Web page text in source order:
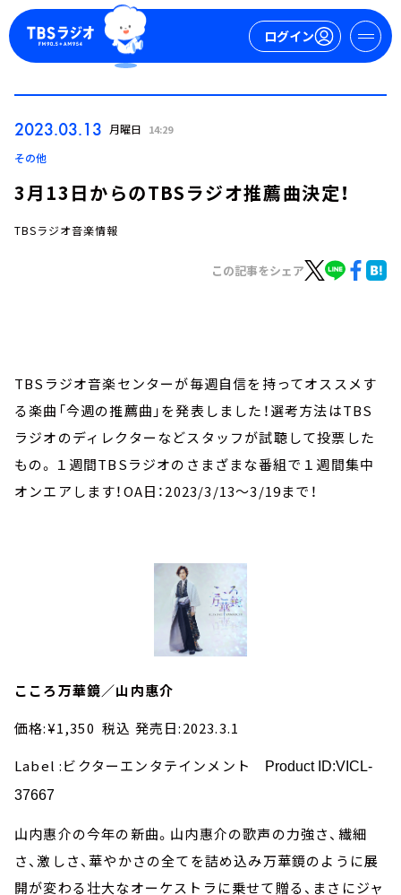
ログイン
TBS Podcast
お知らせ
イベント・グッズ
YouTube
会社情報
2023.03.13 月曜日 14:29
その他
3月13日からのTBSラジオ推薦曲決定！
TBSラジオ音楽情報
この記事をシェア
TBSラジオ音楽センターが毎週自信を持ってオススメす
る楽曲「今週の推薦曲」を発表しました！選考方法はTBS
ラジオのディレクターなどスタッフが試聴して投票した
もの。１週間TBSラジオのさまざまな番組で１週間集中
オンエアします！OA日：2023/3/13～3/19まで！
こころ万華鏡／山内惠介
価格:¥1,350 税込 発売日:2023.3.1
Label :ビクターエンタテインメント
Product ID:VICL-
37667
山内惠介の今年の新曲。山内惠介の歌声の力強さ、繊細
さ、激しさ、華やかさの全てを詰め込み万華鏡のように展
開が変わる壮大なオーケストラに乗せて贈る、まさにジャ